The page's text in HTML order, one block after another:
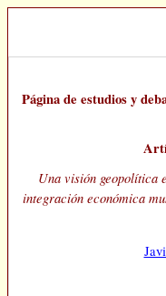
Página de estudios y
Una visión geopolítica
integración económica